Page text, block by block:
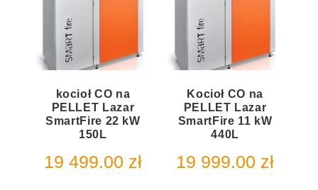
kocioł CO na
PELLET Lazar
SmartFire 22 kW
150L
19 499.00 zł
Kocioł CO na
PELLET Lazar
SmartFire 11 kW
440L
19 999.00 zł